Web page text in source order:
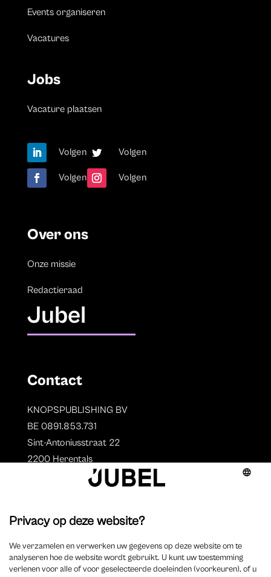
Events organiseren
Vacatures
Jobs
Vacature plaatsen
Volgen Volgen
Volgen Volgen
Over ons
Onze missie
Redactieraad
Jubel
Contact
KNOPSPUBLISHING BV
BE 0891.853.731
Sint-Antoniusstraat 22
2200 Herentals
Auteurs
Overzicht auteurs
Auteur worden?